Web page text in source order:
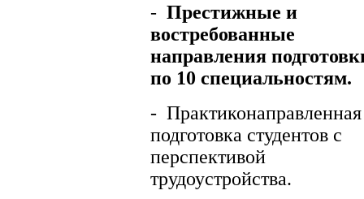
- Престижные и
востребованные
направления
по 10 специальностям.
- Практиконаправленная
подготовка студентов с
перспективой
трудоустройства.